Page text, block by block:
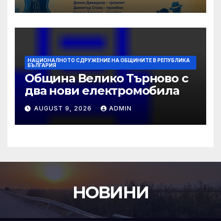
НАЦИОНАЛНОТО СДРУЖЕНИЕ НА ОБЩИНИТЕ В РЕПУБЛИКА
БЪЛГАРИЯ
Община Велико Търново с
два нови електромобила
AUGUST 9, 2026 ADMIN
НОВИНИ